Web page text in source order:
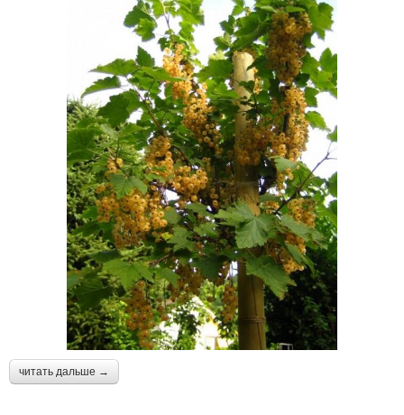
читать дальше →